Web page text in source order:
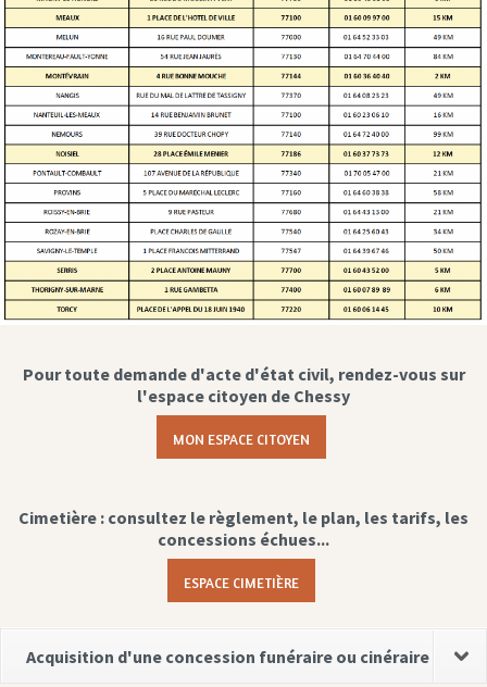
Pour toute demande d'acte d'état civil, rendez-vous sur
l'espace citoyen de Chessy
MON ESPACE CITOYEN
Cimetière : consultez le règlement, le plan, les tarifs, les
concessions échues...
ESPACE CIMETIÈRE
Acquisition d'une concession funéraire ou cinéraire